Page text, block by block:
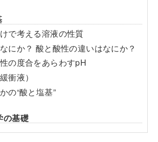
で考える溶液の性質
にか？ 酸と酸性の違いはなにか？
の度合をあらわすpH
衝液）
の“酸と塩基”
基礎